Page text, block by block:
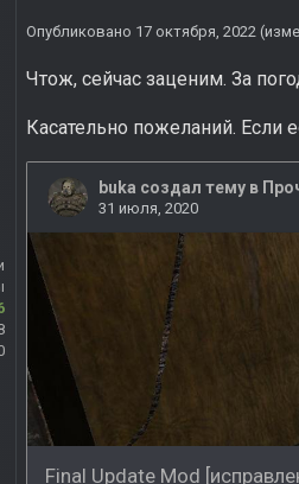
Опубликовано 17 октября, 2022
Чтож, сейчас заценим. За
Касательно пожеланий. Если